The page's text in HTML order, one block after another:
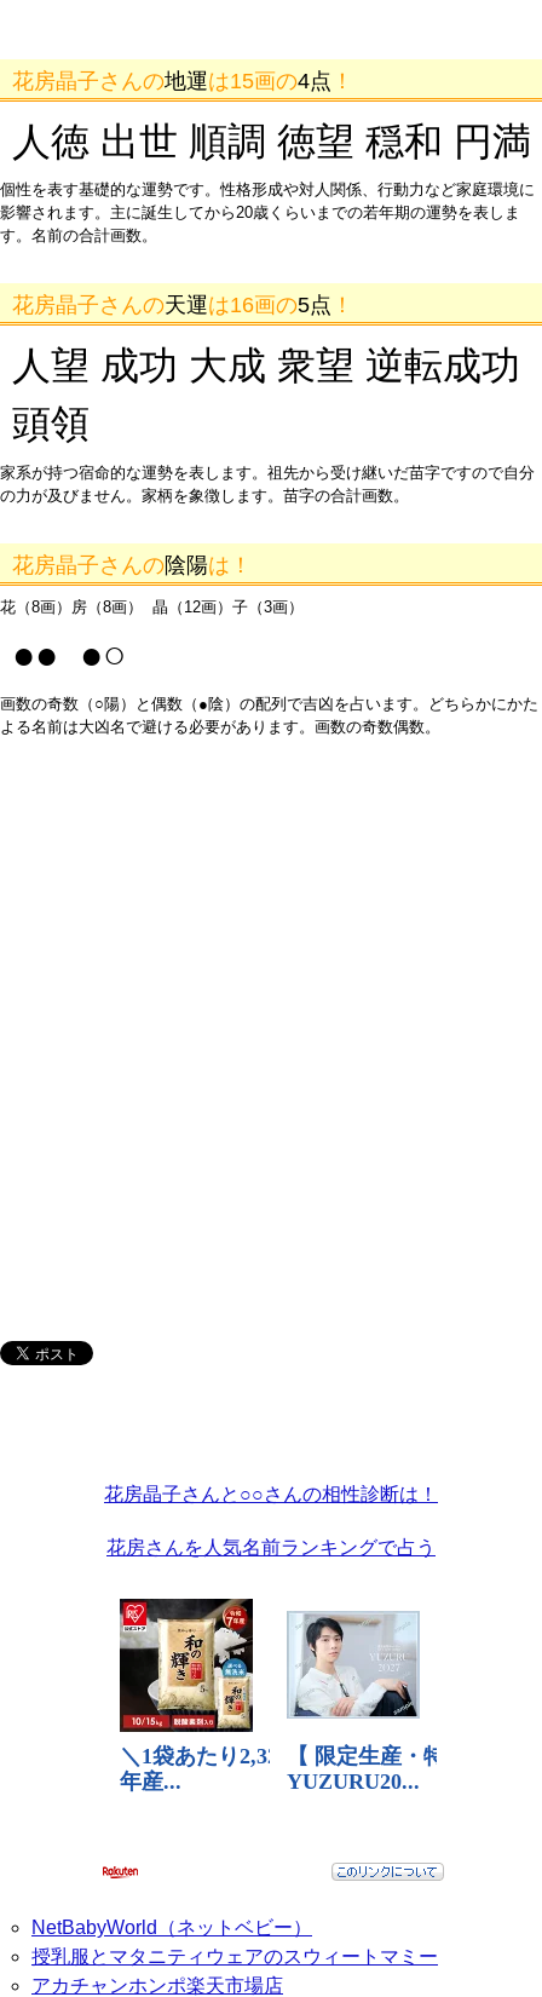
花房晶子さんの地運は15画の4点 ！
人徳 出世 順調 徳望 穏和 円満
個性を表す基礎的な運勢です。性格形成や対人関係、行動力など家庭環境に
影響されます。主に誕生してから20歳くらいまでの若年期の運勢を表しま
す。名前の合計画数。
花房晶子さんの天運は16画の5点 ！
人望 成功 大成 衆望 逆転成功
頭領
家系が持つ宿命的な運勢を表します。祖先から受け継いだ苗字ですので自分
の力が及びません。家柄を象徴します。苗字の合計画数。
花房晶子さんの陰陽は！
花（8画）房（8画） 晶（12画）子（3画）
●● ●○
画数の奇数（○陽）と偶数（●陰）の配列で吉凶を占います。どちらかにかた
よる名前は大凶名で避ける必要があります。画数の奇数偶数。
花房晶子さんと○○さんの相性診断は！
花房さんを人気名前ランキングで占う
NetBabyWorld（ネットベビー）
授乳服とマタニティウェアのスウィートマミー
アカチャンホンポ楽天市場店